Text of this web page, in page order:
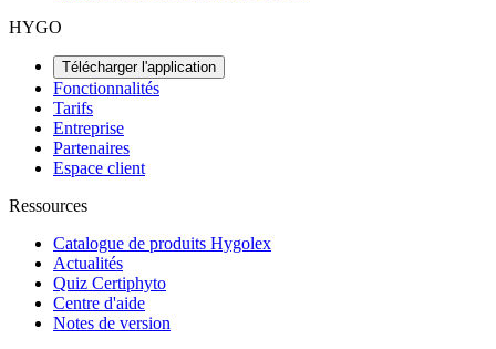
HYGO
Télécharger l'application
Fonctionnalités
Tarifs
Entreprise
Partenaires
Espace client
Ressources
Catalogue de produits Hygolex
Actualités
Quiz Certiphyto
Centre d'aide
Notes de version